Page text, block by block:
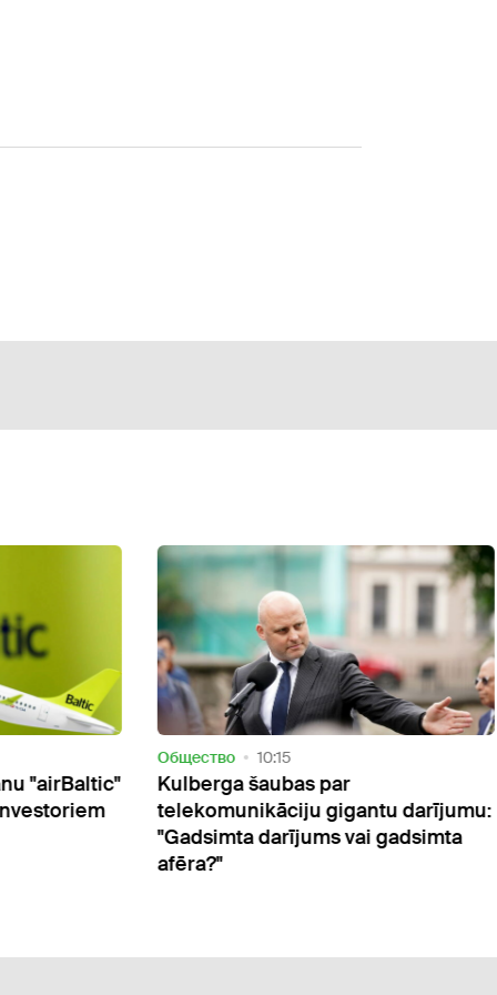
šaubas par
gigantu darījumu:
darījums vai gadsimta
Jaunā trīs eiro
sākums - jau
Ķīnas kļūs vēl